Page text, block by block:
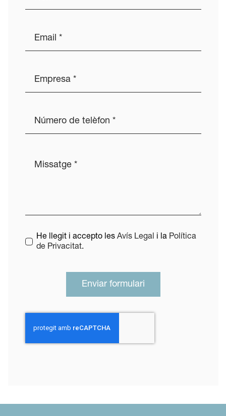
He llegit i accepto les Avís Legal i la Política
de Privacitat.
Enviar formulari